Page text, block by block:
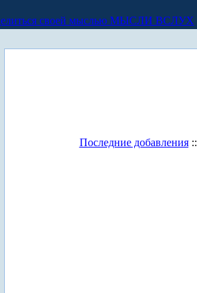
МЫСЛИ ВСЛУХ
Последние добавления::